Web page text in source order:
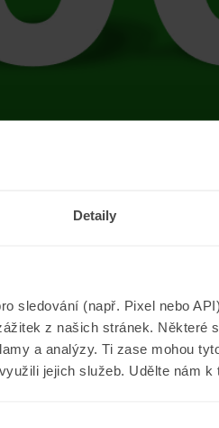
Detaily
sledování (např. Pixel nebo
z našich stránek. Některé
a analýzy. Ti zase mohou
jejich služeb. Udělte nám k
se
Přejít na úvodní stránku
Informace
Aktuality